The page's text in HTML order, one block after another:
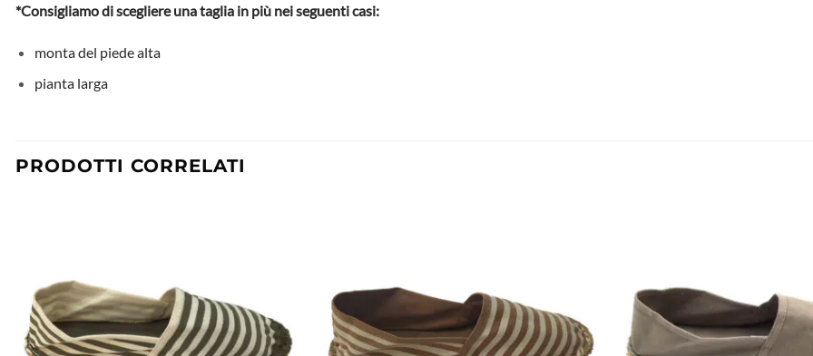
*Consigliamo di scegliere una taglia in più nei seguenti casi:
monta del piede alta
pianta larga
PRODOTTI CORRELATI